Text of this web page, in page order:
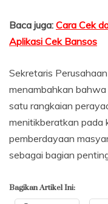
Baca juga: Cara Cek
Aplikasi Cek Bansos
Sekretaris
menambahkan
satu rangkaian
menitikberatkan pada
pemberdayaan
sebagai bagian
Bagikan Artikel Ini: